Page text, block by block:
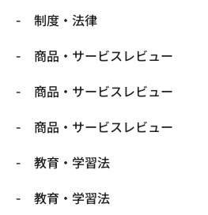
制度・法律
商品・サービスレビュー
商品・サービスレビュー
商品・サービスレビュー
教育・学習法
教育・学習法